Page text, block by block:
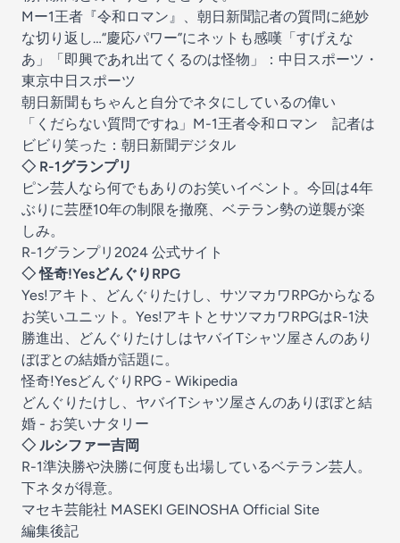
Mー1王者『令和ロマン』、朝日新聞記者の質問に絶妙
な切り返し…“慶応パワー”にネットも感嘆「すげえな
あ」「即興であれ出てくるのは怪物」：中日スポーツ・
東京中日スポーツ
朝日新聞もちゃんと自分でネタにしているの偉い
「くだらない質問ですね」M-1王者令和ロマン 記者は
ビビり笑った：朝日新聞デジタル
◇ R-1グランプリ
ピン芸人なら何でもありのお笑いイベント。今回は4年
ぶりに芸歴10年の制限を撤廃、ベテラン勢の逆襲が楽
しみ。
R-1グランプリ2024 公式サイト
◇ 怪奇!YesどんぐりRPG
Yes!アキト、どんぐりたけし、サツマカワRPGからなる
お笑いユニット。Yes!アキトとサツマカワRPGはR-1決
勝進出、どんぐりたけしはヤバイTシャツ屋さんのあり
ぼぼとの結婚が話題に。
怪奇!YesどんぐりRPG - Wikipedia
どんぐりたけし、ヤバイTシャツ屋さんのありぼぼと結
婚 - お笑いナタリー
◇ ルシファー吉岡
R-1準決勝や決勝に何度も出場しているベテラン芸人。
下ネタが得意。
マセキ芸能社 MASEKI GEINOSHA Official Site
編集後記